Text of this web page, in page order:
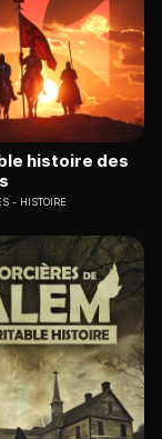
histoire des
HISTOIRE